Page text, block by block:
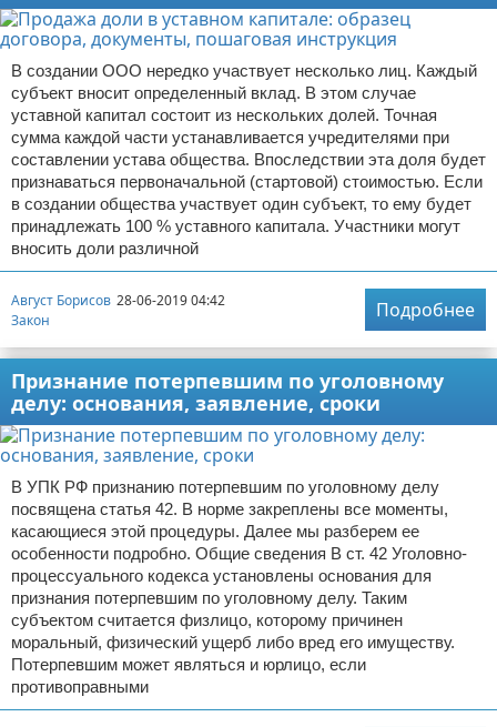
В создании ООО нередко участвует несколько лиц. Каждый
субъект вносит определенный вклад. В этом случае
уставной капитал состоит из нескольких долей. Точная
сумма каждой части устанавливается учредителями при
составлении устава общества. Впоследствии эта доля будет
признаваться первоначальной (стартовой) стоимостью. Если
в создании общества участвует один субъект, то ему будет
принадлежать 100 % уставного капитала. Участники могут
вносить доли различной
Август Борисов 28-06-2019 04:42
Закон
Подробнее
Признание потерпевшим по уголовному
делу: основания, заявление, сроки
В УПК РФ признанию потерпевшим по уголовному делу
посвящена статья 42. В норме закреплены все моменты,
касающиеся этой процедуры. Далее мы разберем ее
особенности подробно. Общие сведения В ст. 42 Уголовно-
процессуального кодекса установлены основания для
признания потерпевшим по уголовному делу. Таким
субъектом считается физлицо, которому причинен
моральный, физический ущерб либо вред его имуществу.
Потерпевшим может являться и юрлицо, если
противоправными